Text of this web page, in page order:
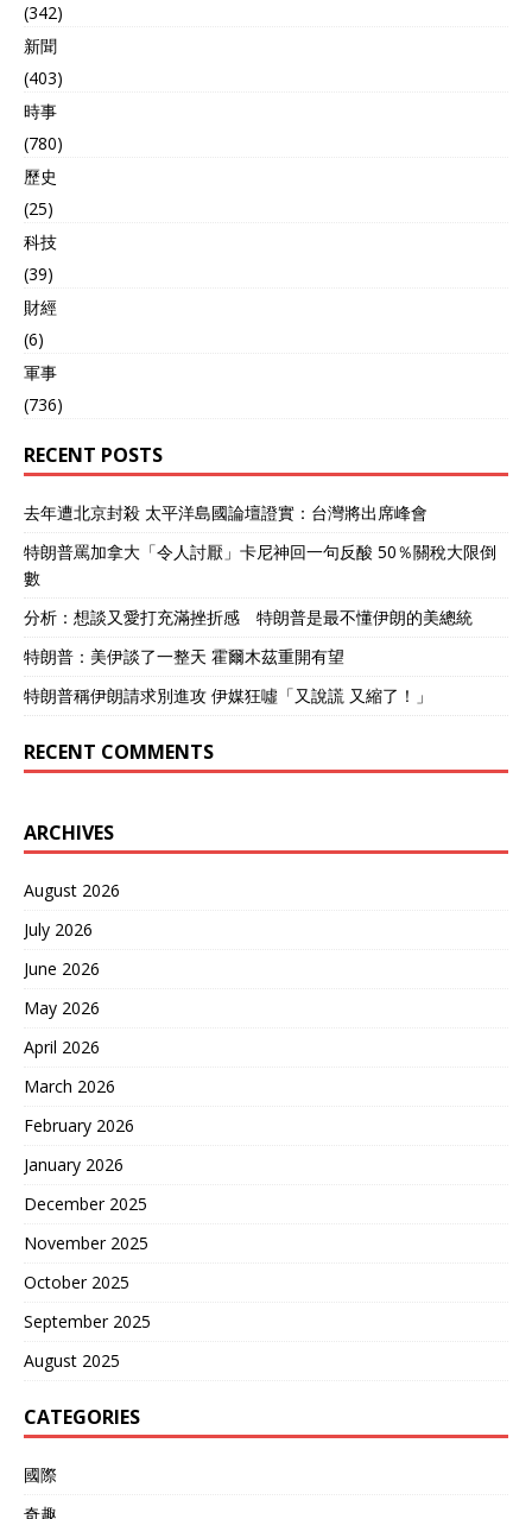
(342)
新聞
(403)
時事
(780)
歷史
(25)
科技
(39)
財經
(6)
軍事
(736)
RECENT POSTS
去年遭北京封殺 太平洋島國論壇證實：台灣將出席峰會
特朗普罵加拿大「令人討厭」卡尼神回一句反酸 50％關稅大限倒
數
分析：想談又愛打充滿挫折感 特朗普是最不懂伊朗的美總統
特朗普：美伊談了一整天 霍爾木茲重開有望
特朗普稱伊朗請求別進攻 伊媒狂噓「又說謊 又縮了！」
RECENT COMMENTS
ARCHIVES
August 2026
July 2026
June 2026
May 2026
April 2026
March 2026
February 2026
January 2026
December 2025
November 2025
October 2025
September 2025
August 2025
CATEGORIES
國際
奇趣